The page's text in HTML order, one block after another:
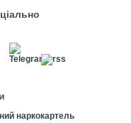
наркокартель